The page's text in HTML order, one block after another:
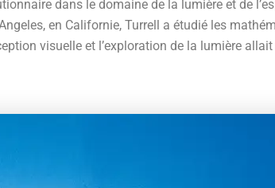
dans le domaine de la lumière et de
en Californie, Turrell a étudié les
visuelle et l’exploration de la lumière